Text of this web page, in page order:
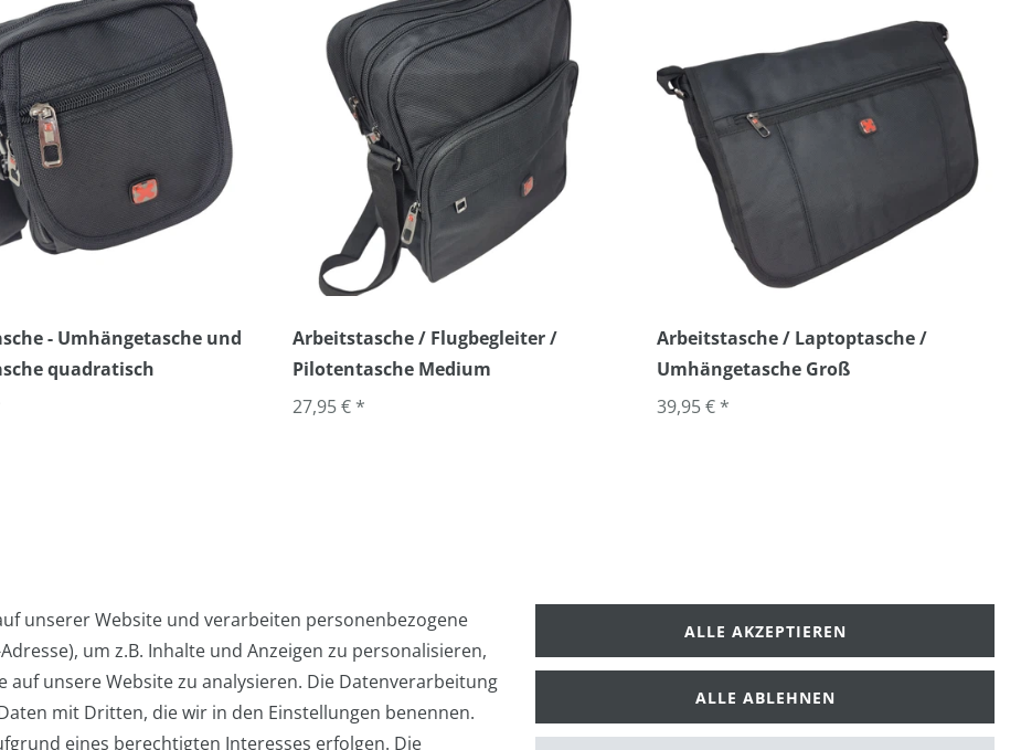
- Umhängetasche und
quadratisch
Arbeitstasche / Flugbegleiter /
Pilotentasche Medium
27,95 € *
Arbeitstasche / Laptoptasche /
Umhängetasche Groß
39,95 € *
Widerrufs­formular Impressum Daten­schutz­erklärung AGB
unserer Website und verarbeiten personenbezogene
um z.B. Inhalte und Anzeigen zu personalisieren,
unsere Website zu analysieren. Die Datenverarbeitung
mit Dritten, die wir in den Einstellungen benennen.
eines berechtigten Interesses erfolgen. Die
ALLE AKZEPTIEREN
ALLE ABLEHNEN